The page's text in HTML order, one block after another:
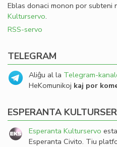
Eblas donaci monon por subteni
Kulturservo.
RSS-servo
TELEGRAM
Aliĝu al la Telegram-
HeKomunikoj kaj por
ESPERANTA
Esperanta Kulturservo
Esperanta Civito. Tiu